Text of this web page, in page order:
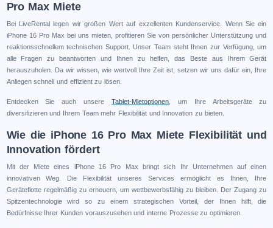
Pro Max Miete
Bei LiveRental legen wir großen Wert auf exzellenten Kundenservice. Wenn Sie ein
iPhone 16 Pro Max bei uns mieten, profitieren Sie von persönlicher Unterstützung und
reaktionsschnellem technischen Support. Unser Team steht Ihnen zur Verfügung, um
alle Fragen zu beantworten und Ihnen zu helfen, das Beste aus Ihrem Gerät
herauszuholen. Da wir wissen, wie wertvoll Ihre Zeit ist, setzen wir uns dafür ein, Ihre
Anliegen schnell und effizient zu lösen.
Entdecken Sie auch unsere Tablet-Mietoptionen , um Ihre Arbeitsgeräte zu
diversifizieren und Ihrem Team mehr Flexibilität und Innovation zu bieten.
Wie die iPhone 16 Pro Max Miete Flexibilität und
Innovation fördert
Mit der Miete eines iPhone 16 Pro Max bringt sich Ihr Unternehmen auf einen
innovativen Weg. Die Flexibilität unseres Services ermöglicht es Ihnen, Ihre
Geräteflotte regelmäßig zu erneuern, um wettbewerbsfähig zu bleiben. Der Zugang zu
Spitzentechnologie wird so zu einem strategischen Vorteil, der Ihnen hilft, die
Bedürfnisse Ihrer Kunden vorauszusehen und interne Prozesse zu optimieren.